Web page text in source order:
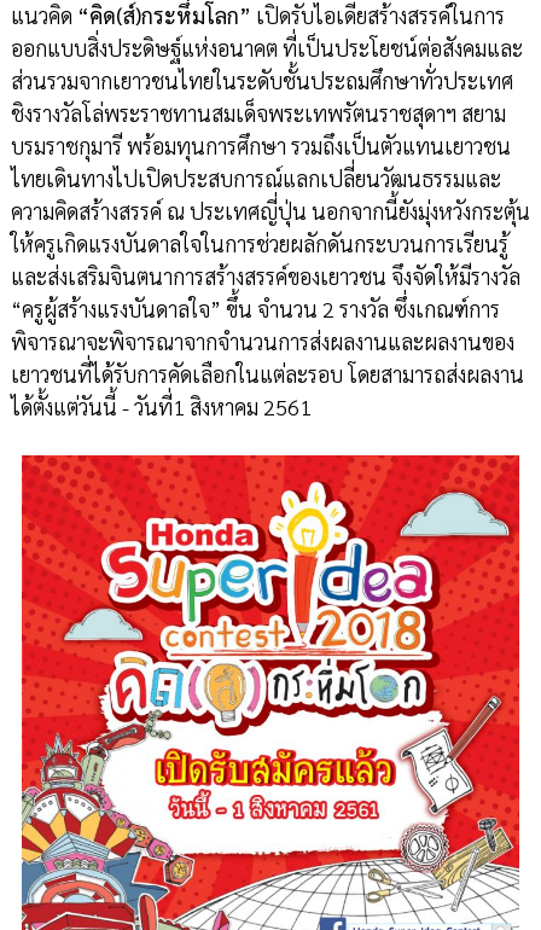
แนวคิด “คิด(ส์)กระหึ่มโลก” เปิดรับไอเดียสร้างสรรค์ในการ
ออกแบบสิ่งประดิษฐ์แห่งอนาคต ที่เป็นประโยชน์ต่อสังคมและ
ส่วนรวมจากเยาวชนไทยในระดับชั้นประถมศึกษาทั่วประเทศ
ชิงรางวัลโล่พระราชทานสมเด็จพระเทพรัตนราชสุดาฯ สยาม
บรมราชกุมารี พร้อมทุนการศึกษา รวมถึงเป็นตัวแทนเยาวชน
ไทยเดินทางไปเปิดประสบการณ์แลกเปลี่ยนวัฒนธรรมและ
ความคิดสร้างสรรค์ ณ ประเทศญี่ปุ่น นอกจากนี้ยังมุ่งหวังกระตุ้น
ให้ครูเกิดแรงบันดาลใจในการช่วยผลักดันกระบวนการเรียนรู้
และส่งเสริมจินตนาการสร้างสรรค์ของเยาวชน จึงจัดให้มีรางวัล
“ครูผู้สร้างแรงบันดาลใจ” ขึ้น จำนวน 2 รางวัล ซึ่งเกณฑ์การ
พิจารณาจะพิจารณาจากจำนวนการส่งผลงานและผลงานของ
เยาวชนที่ได้รับการคัดเลือกในแต่ละรอบ โดยสามารถส่งผลงาน
ได้ตั้งแต่วันนี้ - วันที่1 สิงหาคม 2561